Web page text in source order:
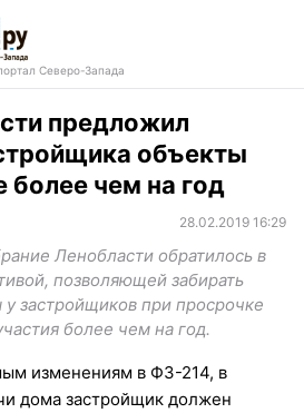
Северо-Запада
предложил
объекты
более чем на год
28.02.2019 16:29
Ленобласти обратилось в
позволяющей забирать
застройщиков при просрочке
более чем на год.
изменениям в ФЗ-214, в
дома застройщик должен